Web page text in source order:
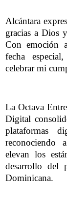
Alcántara
gracias a Dios
Con emoción
fecha
celebrar mi
La Octava
Digital
plataformas
reconociendo
elevan los
desarrollo del
Dominicana.